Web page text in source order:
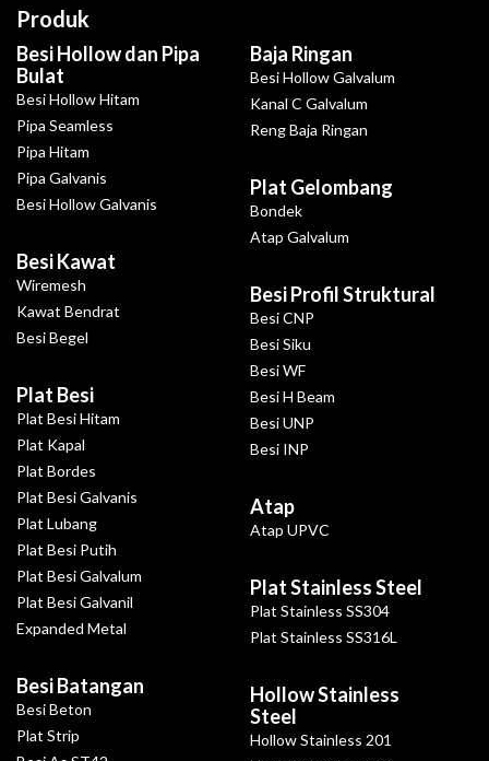
Produk
Besi Hollow dan Pipa
Bulat
Besi Hollow Hitam
Pipa Seamless
Pipa Hitam
Pipa Galvanis
Besi Hollow Galvanis
Besi Kawat
Wiremesh
Kawat Bendrat
Besi Begel
Plat Besi
Plat Besi Hitam
Plat Kapal
Plat Bordes
Plat Besi Galvanis
Plat Lubang
Plat Besi Putih
Plat Besi Galvalum
Plat Besi Galvanil
Expanded Metal
Besi Batangan
Besi Beton
Plat Strip
Baja Ringan
Besi Hollow Galvalum
Kanal C Galvalum
Reng Baja Ringan
Plat Gelombang
Bondek
Atap Galvalum
Besi Profil Struktural
Besi CNP
Besi Siku
Besi WF
Besi H Beam
Besi UNP
Besi INP
Atap
Atap UPVC
Plat Stainless Steel
Plat Stainless SS304
Plat Stainless SS316L
Hollow Stainless
Steel
Hollow Stainless 201